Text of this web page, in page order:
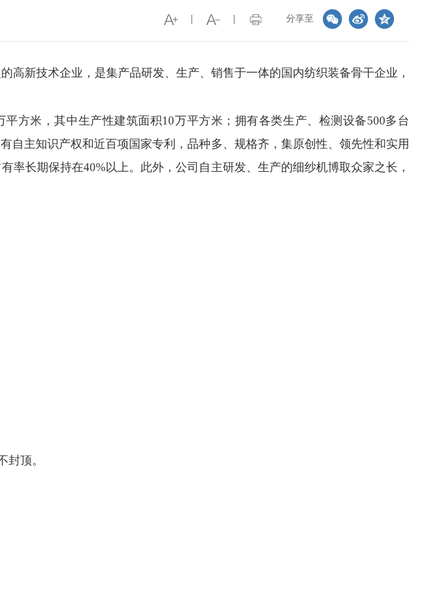
分享至
新技术企业，是集产品研发、生产、销售于一体的国内纺织装备骨干企业，
方米，其中生产性建筑面积10万平方米；拥有各类生产、检测设备500多台
自主知识产权和近百项国家专利，品种多、规格齐，集原创性、领先性和实用
长期保持在40%以上。此外，公司自主研发、生产的细纱机博取众家之长，
顶。